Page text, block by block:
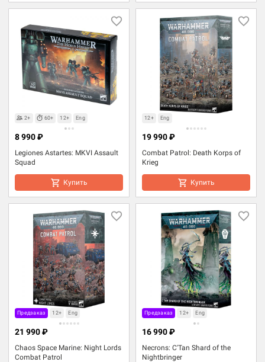
2+ 60+ 12+ Eng
Legiones Astartes: MKVI Assault
Squad
8 990 ₽
Купить
12+ Eng
Combat Patrol: Death Korps of
Krieg
19 990 ₽
Купить
Предзаказ 12+ Eng
Chaos Space Marine: Night Lords
Combat Patrol
21 990 ₽
Предзаказ 12+ Eng
Necrons: C'Tan Shard of the
Nightbringer
16 990 ₽